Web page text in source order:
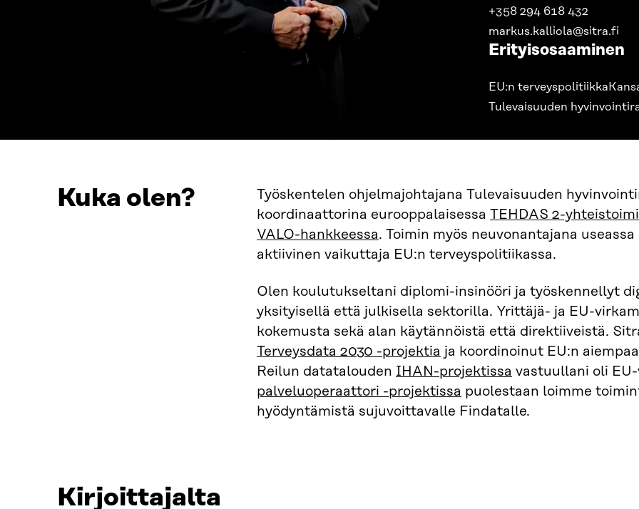
+358 294 618 432
markus.kalliola@sitra.fi
Erityisosaaminen
EU:n terveyspolitiikka
Tulevaisuuden
Kuka olen?
Työskentelen ohjelmajohtajana Tulevaisuuden
koordinaattorina eurooppalaisessa TEHDAS 2-
VALO-hankkeessa. Toimin myös neuvonantajana
aktiivinen vaikuttaja EU:n terveyspolitiikassa.
Olen koulutukseltani diplomi-insinööri ja työskennellyt
yksityisellä että julkisella sektorilla. Yrittäjä- ja EU-
kokemusta sekä alan käytännöistä että direktiiveistä.
Terveysdata 2030 -projektia ja koordinoinut EU:n
Reilun datatalouden IHAN-projektissa vastuullani oli
palveluoperaattori -projektissa puolestaan loimme
hyödyntämistä sujuvoittavalle Findatalle.
Kirjoittajalta